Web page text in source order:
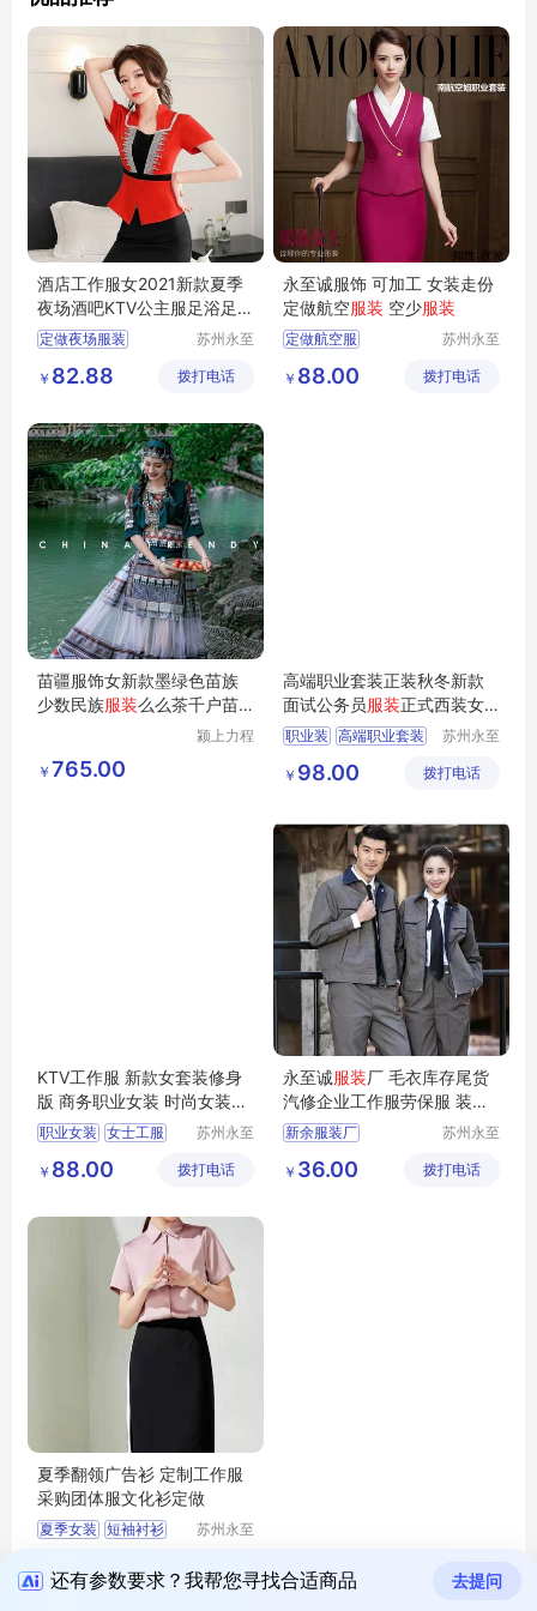
酒店工作服女2021新款夏季
夜场酒吧KTV公主服足浴足疗
技师服套装
定做夜场服装
KTV服装 小姐服装
苏州永至
限公司
￥ 82.88 拨打电话
永至诚服饰 可加工 女装走份
定做航空服装 空少服装
定做航空服
东方航空服定做
苏州永至
限公司
￥ 88.00 拨打电话
苗疆服饰女新款墨绿色苗族
少数民族服装么么茶千户苗
颍上力程
￥ 765.00
高端职业套装正装秋冬新款
面试公务员服装正式西装女
工作装
职业装 高端职业套装
女工作装 正式西装
苏州永至
限公司
￥ 98.00 拨打电话
KTV工作服 新款女套装修身
版 商务职业女装 时尚女装西
装外套
职业女装 女士工服
夏季工作服
苏州永至
限公司
￥ 88.00 拨打电话
永至诚服装厂 毛衣库存尾货
汽修企业工作服劳保服 装定
制刺绣
新余服装厂
苏州永至
限公司
￥ 36.00 拨打电话
夏季翻领广告衫 定制工作服
采购团体服文化衫定做
夏季女装 短袖衬衫
夏季工作服
苏州永至
限公司
￥ 55.00
还有参数要求？我帮您寻找合适商品 去提问